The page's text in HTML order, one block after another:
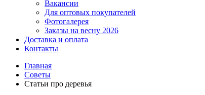
Вакансии
Для оптовых покупателей
Фотогалерея
Заказы на весну 2026
Доставка и оплата
Контакты
Главная
Советы
Статьи про деревья